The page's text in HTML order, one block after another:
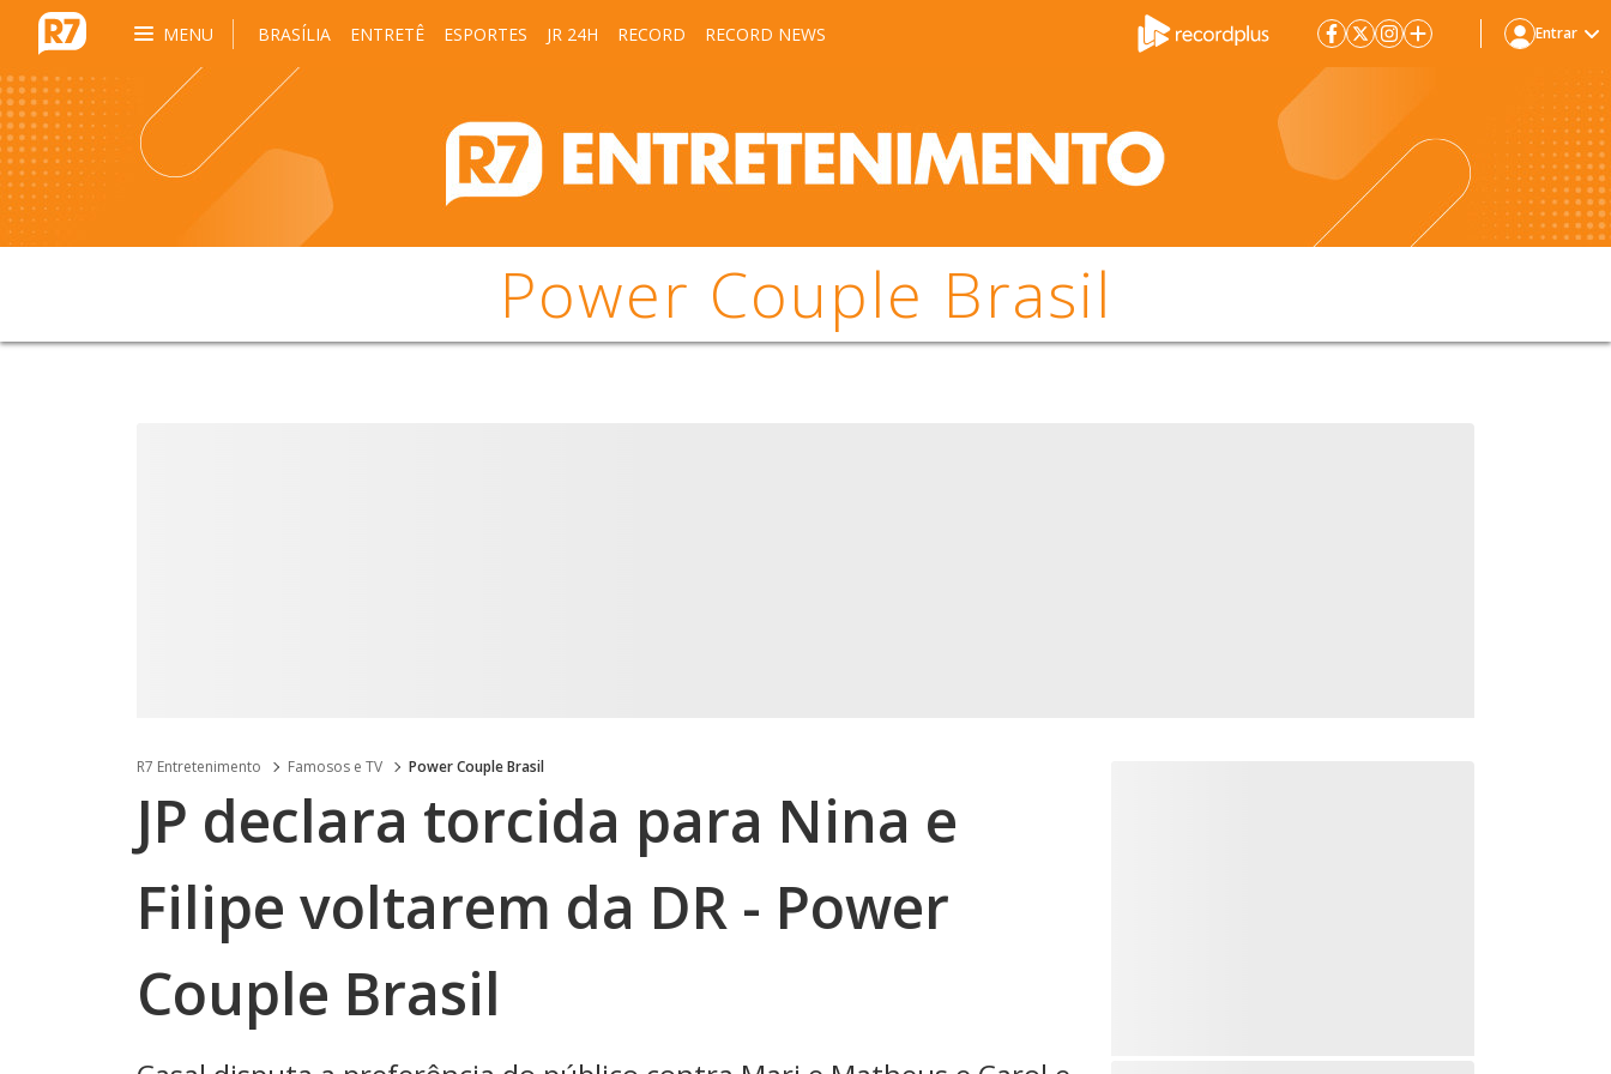
MENU BRASÍLIA ENTRETÊ ESPORTES JR 24H RECORD RECORD NEWS Entrar
Power Couple Brasil
R7 Entretenimento Famosos e TV Power Couple Brasil
JP declara torcida para Nina e
Filipe voltarem da DR - Power
Couple Brasil